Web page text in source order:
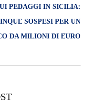
PEDAGGI IN SICILIA:
SOSPESI PER UN
DA MILIONI DI EURO